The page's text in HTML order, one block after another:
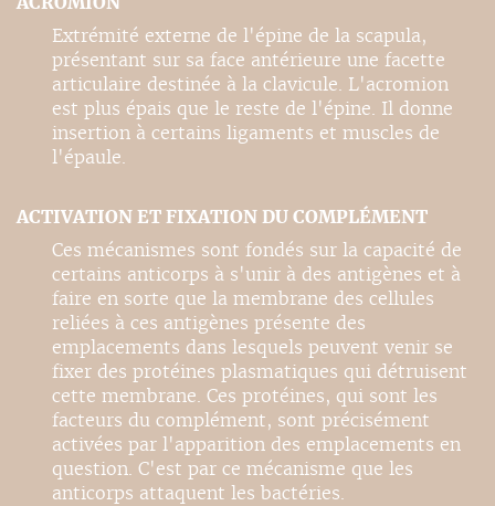
Extrémité externe de l'épine de la scapula,
présentant sur sa face antérieure une facette
articulaire destinée à la clavicule. L'acromion
est plus épais que le reste de l'épine. Il donne
insertion à certains ligaments et muscles de
l'épaule.
ACTIVATION ET FIXATION DU COMPLÉMENT
Ces mécanismes sont fondés sur la capacité de
certains anticorps à s'unir à des antigènes et à
faire en sorte que la membrane des cellules
reliées à ces antigènes présente des
emplacements dans lesquels peuvent venir se
fixer des protéines plasmatiques qui détruisent
cette membrane. Ces protéines, qui sont les
facteurs du complément, sont précisément
activées par l'apparition des emplacements en
question. C'est par ce mécanisme que les
anticorps attaquent les bactéries.